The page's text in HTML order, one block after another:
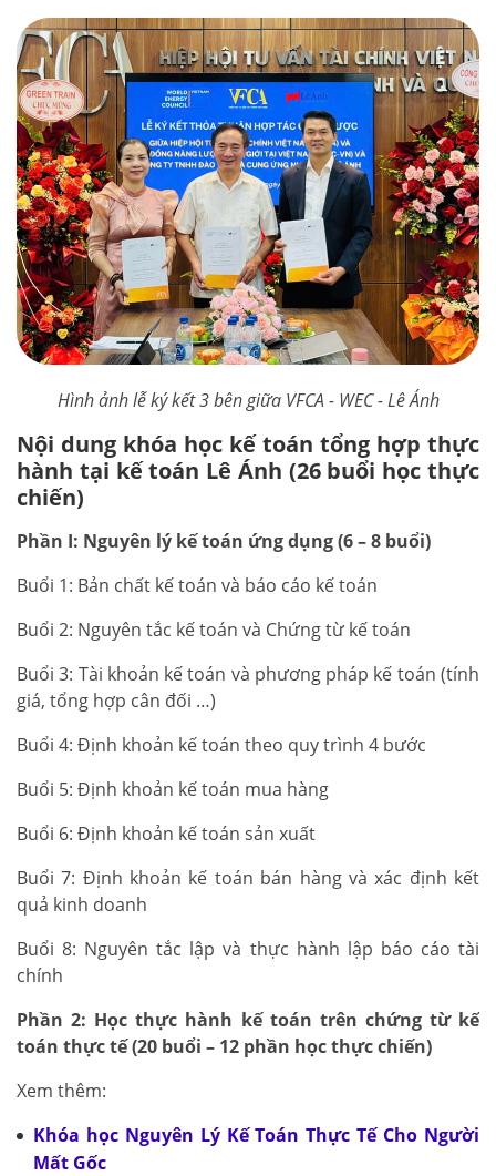
Hình ảnh lễ ký kết 3 bên giữa VFCA - WEC - Lê Ánh
Nội dung khóa học kế toán tổng hợp thực
hành tại kế toán Lê Ánh (26 buổi học thực
chiến)
Phần I: Nguyên lý kế toán ứng dụng (6 – 8 buổi)
Buổi 1: Bản chất kế toán và báo cáo kế toán
Buổi 2: Nguyên tắc kế toán và Chứng từ kế toán
Buổi 3: Tài khoản kế toán và phương pháp kế toán (tính
giá, tổng hợp cân đối …)
Buổi 4: Định khoản kế toán theo quy trình 4 bước
Buổi 5: Định khoản kế toán mua hàng
Buổi 6: Định khoản kế toán sản xuất
Buổi 7: Định khoản kế toán bán hàng và xác định kết
quả kinh doanh
Buổi 8: Nguyên tắc lập và thực hành lập báo cáo tài
chính
Phần 2: Học thực hành kế toán trên chứng từ kế
toán thực tế (20 buổi – 12 phần học thực chiến)
Xem thêm:
Khóa học Nguyên Lý Kế Toán Thực Tế Cho Người
Mất Gốc